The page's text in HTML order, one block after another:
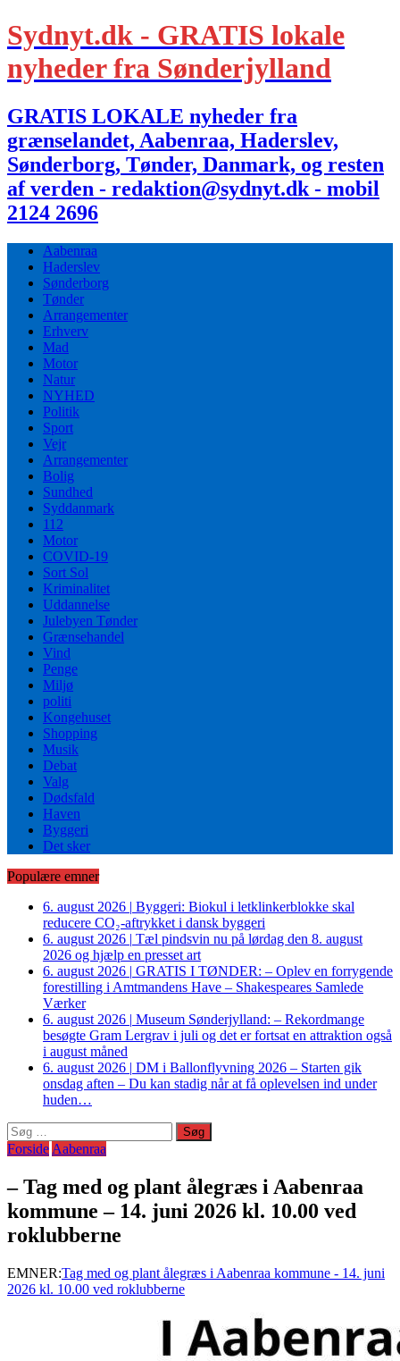
Sydnyt.dk - GRATIS lokale
nyheder fra Sønderjylland
GRATIS LOKALE nyheder fra
grænselandet, Aabenraa, Haderslev,
Sønderborg, Tønder, Danmark, og resten
af verden - redaktion@sydnyt.dk - mobil
2124 2696
Aabenraa
Haderslev
Sønderborg
Tønder
Arrangementer
Erhverv
Mad
Motor
Natur
NYHED
Politik
Sport
Vejr
Arrangementer
Bolig
Sundhed
Syddanmark
112
Motor
COVID-19
Sort Sol
Kriminalitet
Uddannelse
Julebyen Tønder
Grænsehandel
Vind
Penge
Miljø
politi
Kongehuset
Shopping
Musik
Debat
Valg
Dødsfald
Haven
Byggeri
Det sker
Populære emner
6. august 2026 | Byggeri: Biokul i letklinkerblokke skal
reducere CO₂-aftrykket i dansk byggeri
6. august 2026 | Tæl pindsvin nu på lørdag den 8. august
2026 og hjælp en presset art
6. august 2026 | GRATIS I TØNDER: – Oplev en forrygende
forestilling i Amtmandens Have – Shakespeares Samlede
Værker
6. august 2026 | Museum Sønderjylland: – Rekordmange
besøgte Gram Lergrav i juli og det er fortsat en attraktion også
i august måned
6. august 2026 | DM i Ballonflyvning 2026 – Starten gik
onsdag aften – Du kan stadig når at få oplevelsen ind under
huden…
Søg
efter:
Forside Aabenraa
– Tag med og plant ålegræs i Aabenraa
kommune – 14. juni 2026 kl. 10.00 ved
roklubberne
EMNER:Tag med og plant ålegræs i Aabenraa kommune - 14. juni
2026 kl. 10.00 ved roklubberne